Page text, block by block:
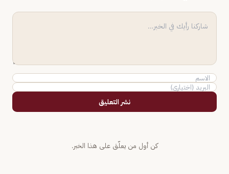
نشر التعليق
كن أول من يعلّق على هذا الخبر.